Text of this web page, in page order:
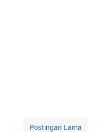
Postingan Lama